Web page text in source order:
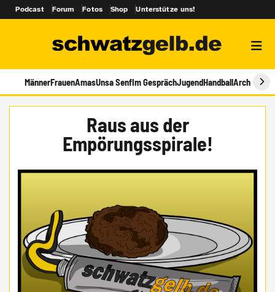
Podcast Forum Fotos Shop Unterstütze uns!
MännerFrauenAmasUnsa SenfIm GesprächJugendHandballArchiv
Raus aus der
Empörungsspirale!